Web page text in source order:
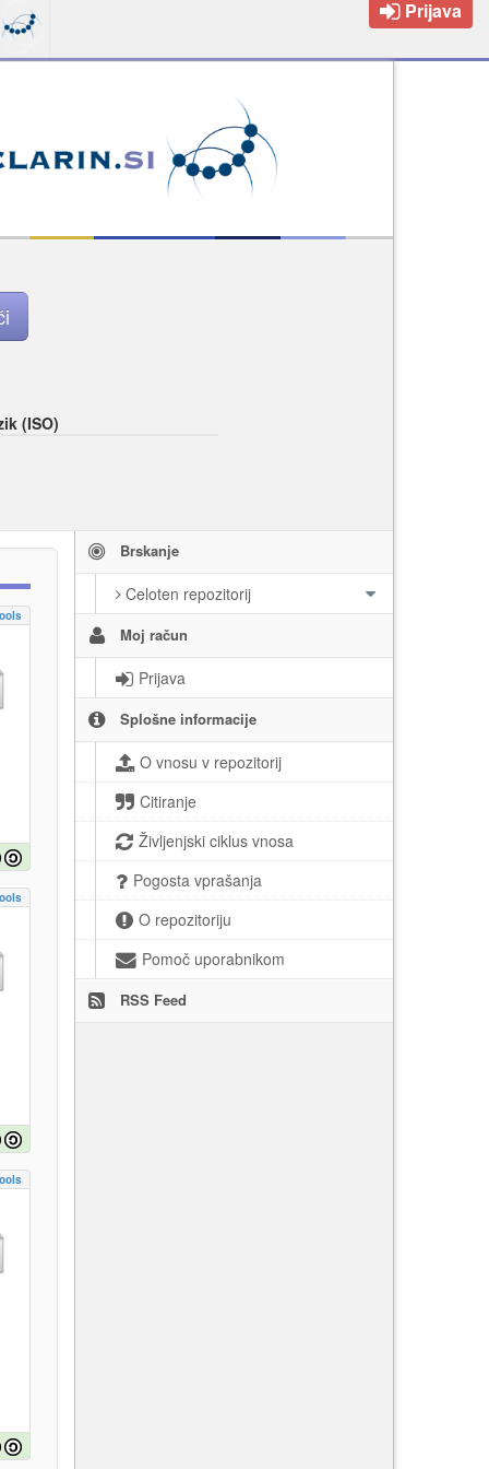
Prijava
(ISO)
Brskanje
Celoten repozitorij
Moj račun
Prijava
Splošne informacije
O vnosu v repozitorij
Citiranje
Življenjski ciklus vnosa
Pogosta vprašanja
O repozitoriju
Pomoč uporabnikom
RSS Feed